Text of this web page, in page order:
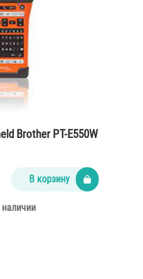
Brother PT-E550W
В корзину
наличии